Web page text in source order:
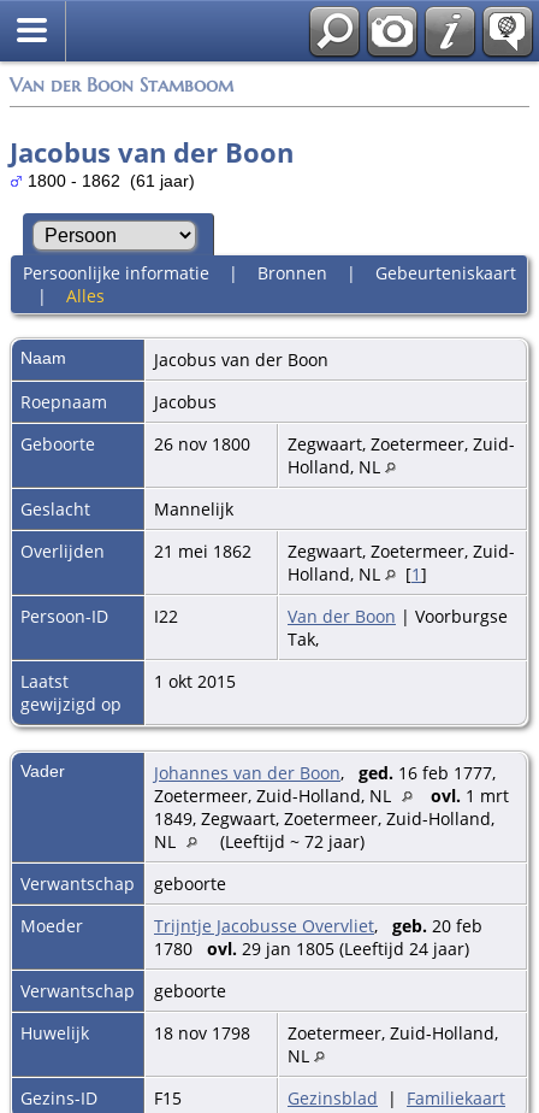
Van der Boon Stamboom
Jacobus van der Boon
1800 - 1862 (61 jaar)
Persoonlijke informatie | Bronnen | Gebeurteniskaart
| Alles
Naam Jacobus van der Boon
Roepnaam
Jacobus
Geboorte
26 nov 1800
Zegwaart, Zoetermeer, Zuid-
Holland, NL
Geslacht
Mannelijk
Overlijden
21 mei 1862
Zegwaart, Zoetermeer, Zuid-
Holland, NL
[1]
Persoon-ID
I22 Van der Boon | Voorburgse
Tak,
Laatst
gewijzigd op
1 okt 2015
Vader Johannes van der Boon, ged. 16 feb 1777,
Zoetermeer, Zuid-Holland, NL
ovl. 1 mrt
1849, Zegwaart, Zoetermeer, Zuid-Holland,
NL
(Leeftijd ~ 72 jaar)
Verwantschap
geboorte
Moeder
Trijntje Jacobusse Overvliet, geb. 20 feb
1780 ovl. 29 jan 1805 (Leeftijd 24 jaar)
Verwantschap
geboorte
Huwelijk
18 nov 1798
Zoetermeer, Zuid-Holland,
NL
Gezins-ID
F15 Gezinsblad | Familiekaart